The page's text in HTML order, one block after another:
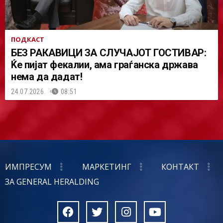
ПОДКАСТ
БЕЗ РАКАВИЦИ ЗА СЛУЧАЈОТ ГОСТИВАР:
Ќе пијат фекалии, ама граѓанска држава
нема да дадат!
24.07.2026. 08:51
ИМПРЕСУМ МАРКЕТИНГ
КОНТАКТ
ЗА GENERAL HERALDING